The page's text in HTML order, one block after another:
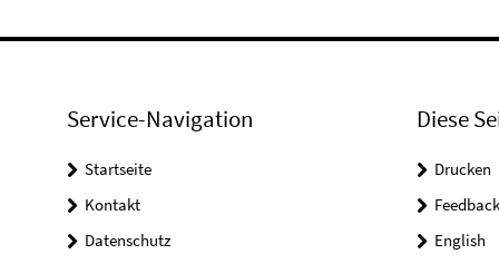
Service-Navigation
Startseite
Kontakt
Datenschutz
Diese
Drucken
Feedback
English